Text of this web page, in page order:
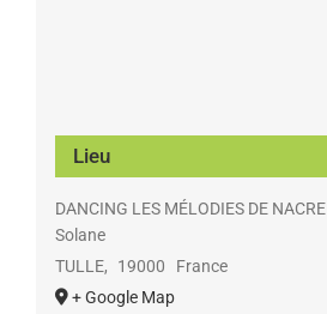
Lieu
DANCING LES MÉLODIES DE NACRE
Solane
TULLE, 19000
France
+ Google Map